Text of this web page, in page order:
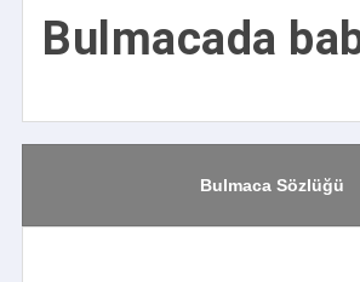
Bulmacada
Bulmaca Sözlüğü